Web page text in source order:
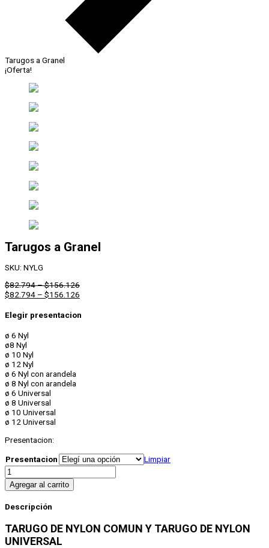
Tarugos a Granel
¡Oferta!
Tarugos a Granel
SKU: NYLG
$82.794–$156.126
$82.794 – $156.126
Elegir presentacion
ø 6 Nyl
ø8 Nyl
ø 10 Nyl
ø 12 Nyl
ø 6 Nyl con arandela
ø 8 Nyl con arandela
ø 6 Universal
ø 8 Universal
ø 10 Universal
ø 12 Universal
Presentacion:
Presentacion
Limpiar
Tarugos
a
Granel
Agregar al carrito
Descripción
TARUGO DE NYLON COMUN Y TARUGO DE NYLON
UNIVERSAL